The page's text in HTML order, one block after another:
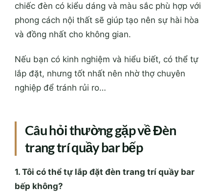
chiếc đèn có kiểu dáng và màu sắc phù hợp với
phong cách nội thất sẽ giúp tạo nên sự hài hòa
và đồng nhất cho không gian.
Nếu bạn có kinh nghiệm và hiểu biết, có thể tự
lắp đặt, nhưng tốt nhất nên nhờ thợ chuyên
nghiệp để tránh rủi ro…
Câu hỏi thường gặp về Đèn
trang trí quầy bar bếp
1. Tôi có thể tự lắp đặt đèn trang trí quầy bar
bếp không?